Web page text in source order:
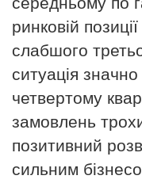
ринковій позиції
слабшого
ситуація
четвертому
замовлень
позитивний
сильним